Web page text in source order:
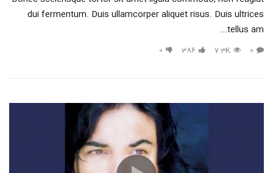
dui fermentum. Duis ullamcorper aliquet risus. Duis ultrices
tellus am...
0
7.3K
386
0